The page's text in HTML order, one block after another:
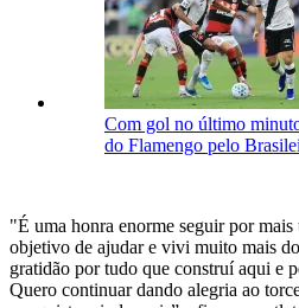
Com gol no último
do Flamengo pelo
"É uma honra enorme seguir por
objetivo de ajudar e vivi muito mais
gratidão por tudo que construí aqui e
Quero continuar dando alegria ao